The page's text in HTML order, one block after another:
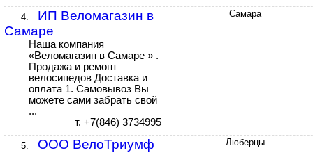
4.
ИП Веломагазин в
Самаре
Наша компания
«Веломагазин в Самаре » .
Продажа и ремонт
велосипедов Доставка и
оплата 1. Самовывоз Вы
можете сами забрать свой
...
т. +7(846) 3734995
Самара
5. ООО ВелоТриумф Люберцы